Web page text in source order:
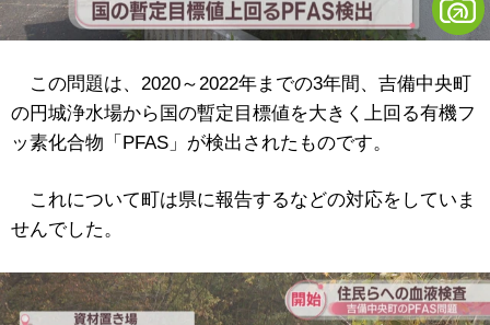
この問題は、2020～2022年までの3年間、吉備中央町
の円城浄水場から国の暫定目標値を大きく上回る有機フ
ッ素化合物「PFAS」が検出されたものです。
これについて町は県に報告するなどの対応をしていま
せんでした。